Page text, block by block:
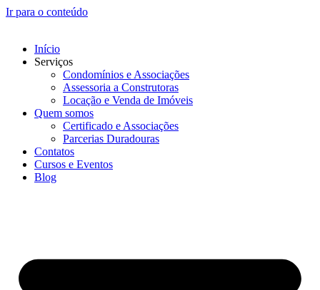
Ir para o conteúdo
Início
Serviços
Condomínios e Associações
Assessoria a Construtoras
Locação e Venda de Imóveis
Quem somos
Certificado e Associações
Parcerias Duradouras
Contatos
Cursos e Eventos
Blog